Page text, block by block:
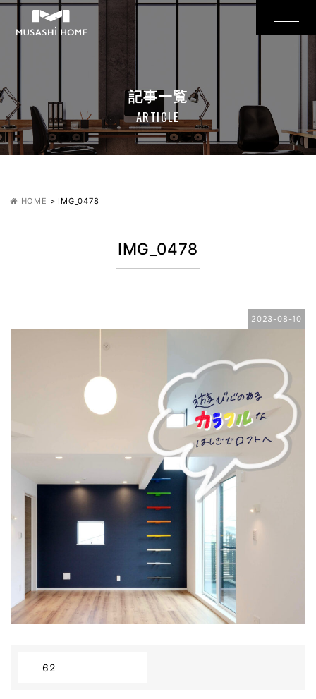
記事一覧
ARTICLE
HOME > IMG_0478
IMG_0478
2023-08-10
62